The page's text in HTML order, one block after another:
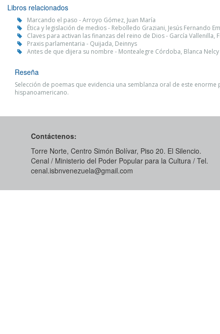
Libros relacionados
Marcando el paso - Arroyo Gómez, Juan María
Ética y legislación de medios - Rebolledo Graziani, Jesús Fernando
Claves para activan las finanzas del reino de Dios - García Vallenilla,
Praxis parlamentaria - Quijada, Deinnys
Antes de que dijera su nombre - Montealegre Córdoba, Blanca Nelcy
Reseña
Selección de poemas que evidencia una semblanza oral de este enorme
hispanoamericano.
Contáctenos:
Torre Norte, Centro Simón Bolívar, Piso 20. El Silencio.
Cenal / Ministerio del Poder Popular para la Cultura / Tel.
cenal.isbnvenezuela@gmail.com